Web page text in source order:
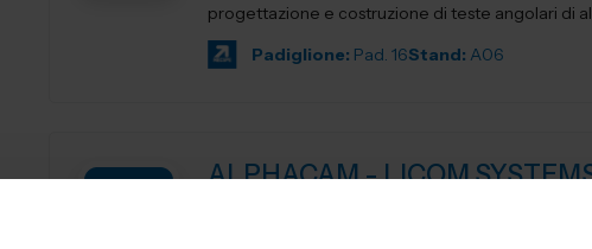
progettazione e costruzione di teste angolari di
Padiglione: Pad. 16Stand: A06
ALPHACAM - LICOM